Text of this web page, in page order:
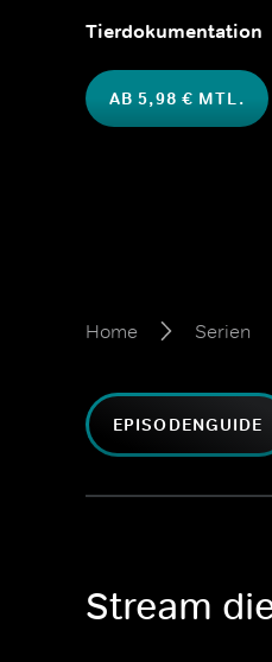
Tierdokumentation
AB 5,98 € MTL.
Home Serien
EPISODENGUIDE
Stream